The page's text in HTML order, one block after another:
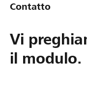
Contatto
Vi
il modulo.